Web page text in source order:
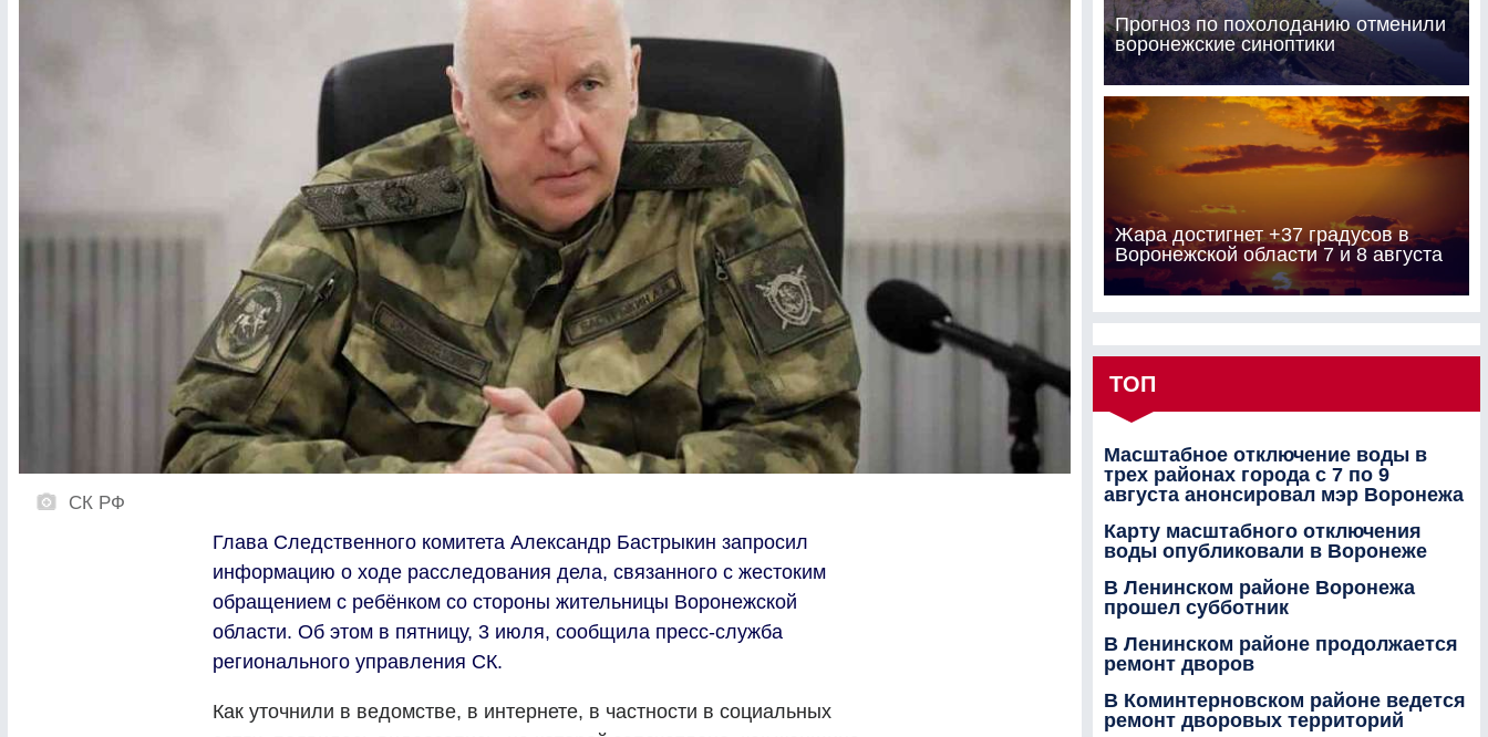
СК РФ
Глава Следственного комитета Александр Бастрыкин запросил
информацию о ходе расследования дела, связанного с жестоким
обращением с ребёнком со стороны жительницы Воронежской
области. Об этом в пятницу, 3 июля, сообщила пресс-служба
регионального управления СК.
Как уточнили в ведомстве, в интернете, в частности в социальных
Прогноз по похолоданию отменили
воронежские синоптики
Жара достигнет +37 градусов в
Воронежской области 7 и 8 августа
ТОП
Масштабное отключение воды в
трех районах города с 7 по 9
августа анонсировал мэр Воронежа
Карту масштабного отключения
воды опубликовали в Воронеже
В Ленинском районе Воронежа
прошел субботник
В Ленинском районе продолжается
ремонт дворов
В Коминтерновском районе ведется
ремонт дворовых территорий